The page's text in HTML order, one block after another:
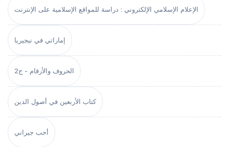
الإعلام الإسلامي الإلكتروني : دراسة للمواقع الإسلامية على الإنترنت
إماراتي في نيجيريا
الحروف والأرقام - ج2
كتاب الأربعين في أصول الدين
أحب جيراني